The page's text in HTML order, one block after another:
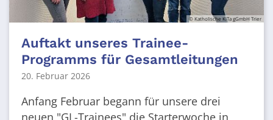
© Katholische KiTa gGmbH Trier
Auftakt unseres Trainee-
Programms für Gesamtleitungen
20. Februar 2026
Anfang Februar begann für unsere drei
neuen "GL-Trainees" die Starterwoche in